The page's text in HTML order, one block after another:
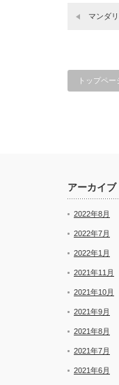
マンダ
トップペ
アーカイブ
2022年8月
2022年7月
2022年1月
2021年11月
2021年10月
2021年9月
2021年8月
2021年7月
2021年6月